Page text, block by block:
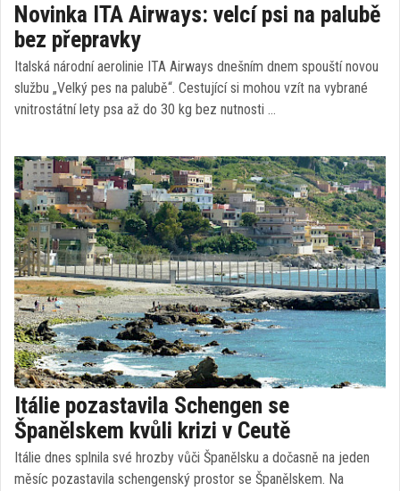
Novinka ITA Airways: velcí psi na palubě
bez přepravky
Italská národní aerolinie ITA Airways dnešním dnem spouští novou
službu „Velký pes na palubě“. Cestující si mohou vzít na vybrané
vnitrostátní lety psa až do 30 kg bez nutnosti …
Itálie pozastavila Schengen se
Španělskem kvůli krizi v Ceutě
Itálie dnes splnila své hrozby vůči Španělsku a dočasně na jeden
měsíc pozastavila schengenský prostor se Španělskem. Na